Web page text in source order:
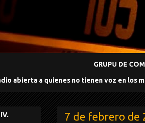
GRUPU DE
abierta a quienes no tienen voz en los
7 de febrero de